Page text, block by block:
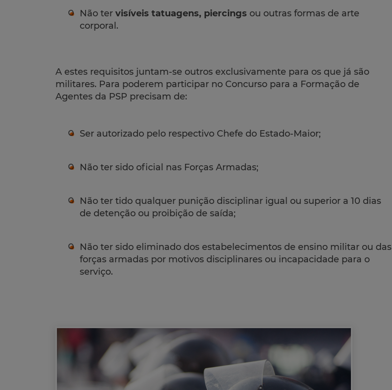
Não ter visíveis tatuagens, piercings ou outras formas de arte
corporal.
A estes requisitos juntam-se outros exclusivamente para os que já são
militares. Para poderem participar no Concurso para a Formação de
Agentes da PSP precisam de:
Ser autorizado pelo respectivo Chefe do Estado-Maior;
Não ter sido oficial nas Forças Armadas;
Não ter tido qualquer punição disciplinar igual ou superior a 10 dias
de detenção ou proibição de saída;
Não ter sido eliminado dos estabelecimentos de ensino militar ou das
forças armadas por motivos disciplinares ou incapacidade para o
serviço.